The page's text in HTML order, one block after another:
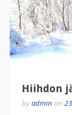
Hiihdon
byadmin on